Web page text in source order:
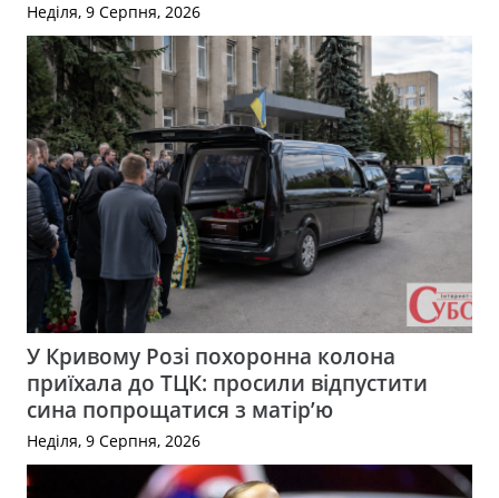
Неділя, 9 Серпня, 2026
У Кривому Розі похоронна колона
приїхала до ТЦК: просили відпустити
сина попрощатися з матір’ю
Неділя, 9 Серпня, 2026